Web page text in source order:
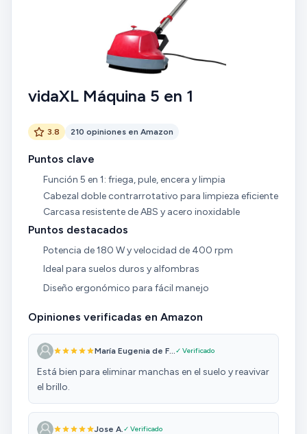
vidaXL Máquina 5 en 1
3.8 210 opiniones en Amazon
Puntos clave
Función 5 en 1: friega, pule, encera y limpia
Cabezal doble contrarrotativo para limpieza eficiente
Carcasa resistente de ABS y acero inoxidable
Puntos destacados
Potencia de 180 W y velocidad de 400 rpm
Ideal para suelos duros y alfombras
Diseño ergonómico para fácil manejo
Opiniones verificadas en Amazon
María Eugenia de F... ✓ Verificado
Está bien para eliminar manchas en el suelo y reavivar
el brillo.
Jose A. ✓ Verificado